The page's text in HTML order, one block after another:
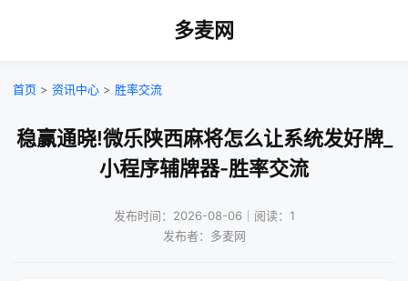
多麦网
首页 > 资讯中心 > 胜率交流
稳赢通晓!微乐陕西麻将怎么让系统发好牌_
小程序辅牌器-胜率交流
发布时间：2026-08-06｜阅读：1
发布者：多麦网